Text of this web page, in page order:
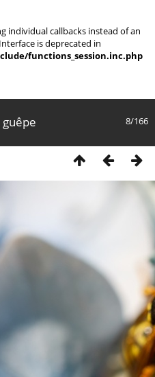
individual callbacks instead of an
is deprecated in
functions_session.inc.php
8/166